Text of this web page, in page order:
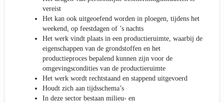
vereist
Het kan ook uitgeoefend worden in ploegen, tijdens het
weekend, op feestdagen of ’s nachts
Het werk vindt plaats in een productieruimte, waarbij de
eigenschappen van de grondstoffen en het
productieproces bepalend kunnen zijn voor de
omgevingscondities van de productieruimte
Het werk wordt rechtstaand en stappend uitgevoerd
Houdt zich aan tijdsschema’s
In deze sector bestaan milieu- en